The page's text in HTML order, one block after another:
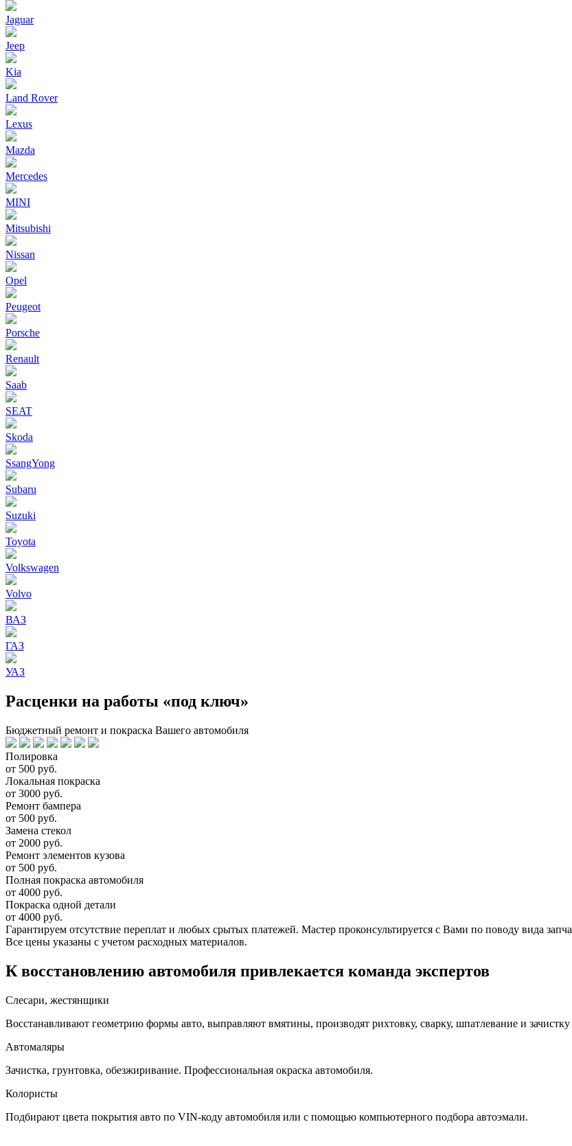
Jaguar
Jeep
Kia
Land Rover
Lexus
Mazda
Mercedes
MINI
Mitsubishi
Nissan
Opel
Peugeot
Porsche
Renault
Saab
SEAT
Skoda
SsangYong
Subaru
Suzuki
Toyota
Volkswagen
Volvo
ВАЗ
ГАЗ
УАЗ
Расценки на работы «под ключ»
Бюджетный ремонт и покраска Вашего автомобиля
Полировка
от 500 руб.
Локальная покраска
от 3000 руб.
Ремонт бампера
от 500 руб.
Замена стекол
от 2000 руб.
Ремонт элементов кузова
от 500 руб.
Полная покраска автомобиля
от 4000 руб.
Покраска одной детали
от 4000 руб.
Гарантируем отсутствие переплат и любых срытых платежей. Мастер проконсультируется с Вами по поводу вида
Все цены указаны с учетом расходных материалов.
К восстановлению автомобиля привлекается команда экспертов
Слесари, жестянщики
Восстанавливают геометрию формы авто, выправляют вмятины, производят рихтовку, сварку, шпатлевание и
Автомаляры
Зачистка, грунтовка, обезжиривание. Профессиональная окраска автомобиля.
Колористы
Подбирают цвета покрытия авто по VIN-коду автомобиля или с помощью компьютерного подбора автоэмали.